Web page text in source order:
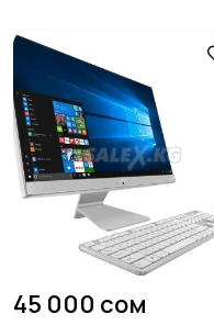
Техника для кухни
Генераторы
45 000 сом